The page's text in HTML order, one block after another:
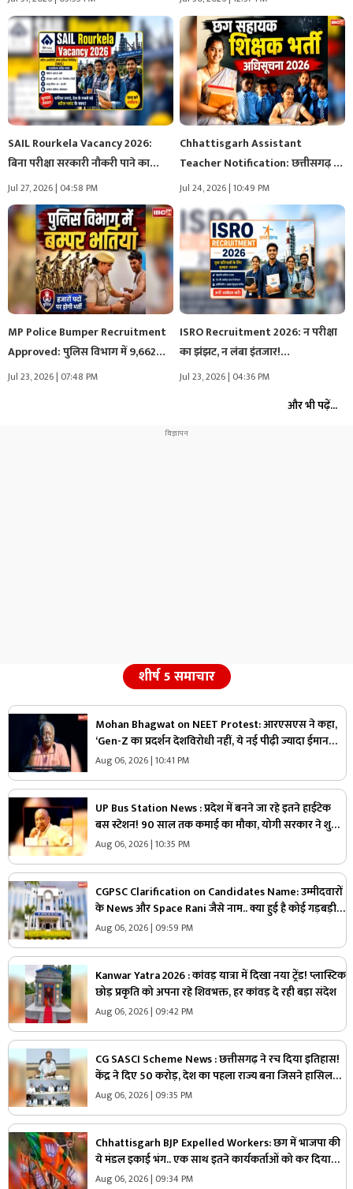
SAIL Rourkela Vacancy 2026:
बिना परीक्षा सरकारी नौकरी पाने का…
Jul 27, 2026 | 04:58 PM
Chhattisgarh Assistant
Teacher Notification: छत्तीसगढ़ के
युवाओं के लिए खुशखबरी..…
Jul 24, 2026 | 10:49 PM
MP Police Bumper Recruitment
Approved: पुलिस विभाग में 9,662
पदों…
Jul 23, 2026 | 07:48 PM
ISRO Recruitment 2026: न परीक्षा
का झंझट, न लंबा इंतजार!…
Jul 23, 2026 | 04:36 PM
और भी पढ़ें...
शीर्ष 5 समाचार
Mohan Bhagwat on NEET Protest: आरएसएस ने कहा,
‘Gen-Z का प्रदर्शन देशविरोधी नहीं, ये नई पीढ़ी ज्यादा ईमानदार
है’.. पढ़ें मोहन भागवत NEET प्रोटेस्ट पर और क्या कहा
Aug 06, 2026 | 10:41 PM
UP Bus Station News : प्रदेश में बनने जा रहे इतने हाईटेक
बस स्टेशन! 90 साल तक कमाई का मौका, योगी सरकार ने शुरू
की बड़ी योजना
Aug 06, 2026 | 10:35 PM
CGPSC Clarification on Candidates Name: उम्मीदवारों
के News और Space Rani जैसे नाम.. क्या हुई है कोई गड़बड़ी
या नाम है वास्तविक?.. अब सामने आई CGPSC की सफाई, पढ़ें
Aug 06, 2026 | 09:59 PM
Kanwar Yatra 2026 : कांवड़ यात्रा में दिखा नया ट्रेंड! प्लास्टिक
छोड़ प्रकृति को अपना रहे शिवभक्त, हर कांवड़ दे रही बड़ा संदेश
Aug 06, 2026 | 09:42 PM
CG SASCI Scheme News : छत्तीसगढ़ ने रच दिया इतिहास!
केंद्र ने दिए 50 करोड़, देश का पहला राज्य बना जिसने हासिल
की ये बड़ी उपलब्धि
Aug 06, 2026 | 09:35 PM
Chhattisgarh BJP Expelled Workers: छग में भाजपा की
ये मंडल इकाई भंग.. एक साथ इतने कार्यकर्ताओं को कर दिया
निष्कासित, अब होगा नए कार्यकारिणी का गठन
Aug 06, 2026 | 09:34 PM